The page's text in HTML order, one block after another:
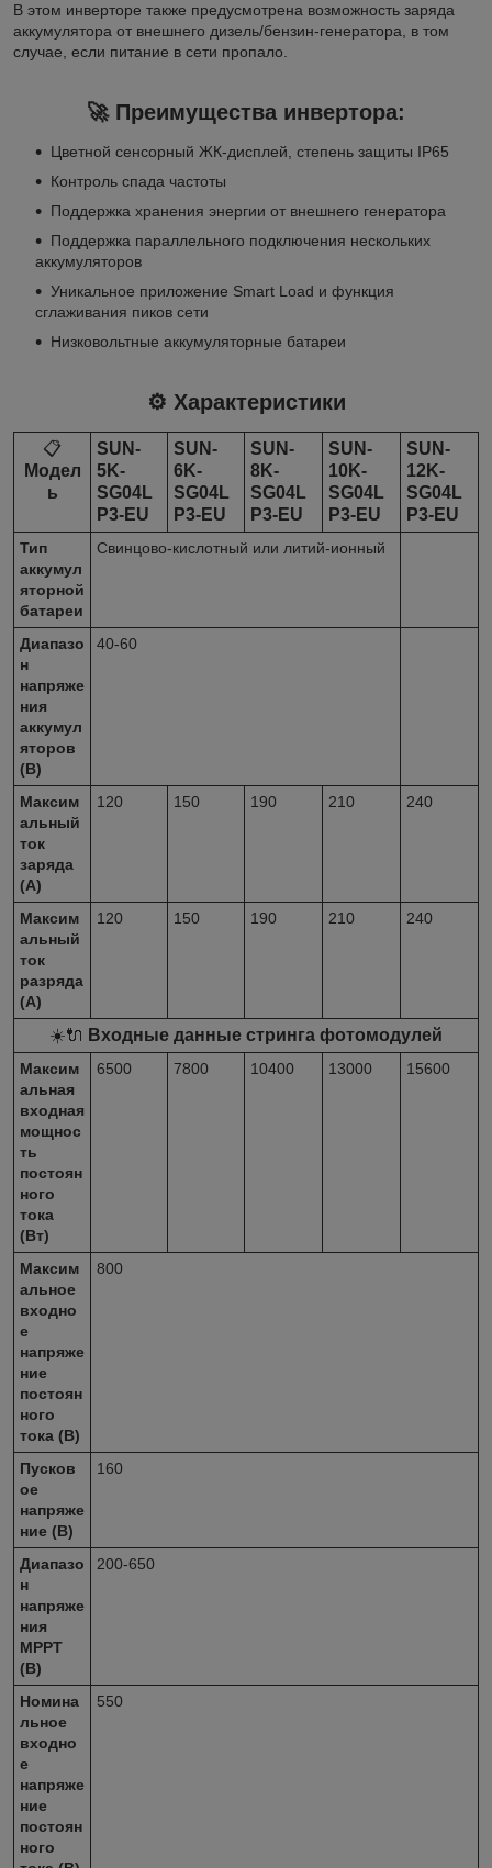
В этом инверторе также предусмотрена возможность заряда
аккумулятора от внешнего дизель/бензин-генератора, в том
случае, если питание в сети пропало.
🚀 Преимущества инвертора:
Цветной сенсорный ЖК-дисплей, степень защиты IP65
Контроль спада частоты
Поддержка хранения энергии от внешнего генератора
Поддержка параллельного подключения нескольких
аккумуляторов
Уникальное приложение Smart Load и функция
сглаживания пиков сети
Низковольтные аккумуляторные батареи
⚙️ Характеристики
📋
Модел
ь
SUN-
5K-
SG04L
P3-EU
SUN-
6K-
SG04L
P3-EU
SUN-
8K-
SG04L
P3-EU
SUN-
10K-
SG04L
P3-EU
SUN-
12K-
SG04L
P3-EU
Тип
аккумул
яторной
батареи
Свинцово-кислотный или литий-ионный
Диапазо
н
напряже
ния
аккумул
яторов
(В)
40-60
Максим
альный
ток
заряда
(А)
120 150 190 210 240
Максим
альный
ток
разряда
(А)
120 150 190 210 240
☀️🔌 Входные данные стринга фотомодулей
Максим
альная
входная
мощнос
ть
постоян
ного
тока
(Вт)
6500 7800 10400 13000 15600
Максим
альное
входно
е
напряже
ние
постоян
ного
тока (В)
800
Пусков
ое
напряже
ние (В)
160
Диапазо
н
напряже
ния
MPPT
(В)
200-650
Номина
льное
входно
е
напряже
ние
постоян
ного
550